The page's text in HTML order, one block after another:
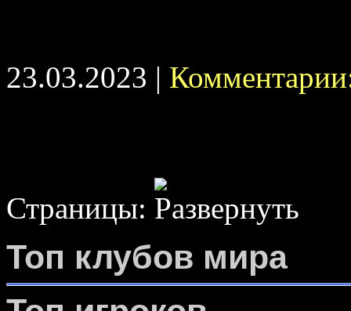
23.03.2023 |
Страницы:
Топ клубов мира